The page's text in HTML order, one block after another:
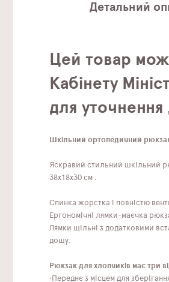
Детальний
Цей товар
Кабінету
для
Шкільний ортопедичний
Яскравий стильний шкільний
38х18х30 см .
Спинка жорстка і повністю
Ергономічні лямки-маєчка
Лямки щільні з додатковими
дощу.
Рюкзак для хлопчиків має три
•Переднє з місцем для